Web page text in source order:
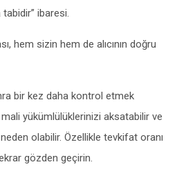
ibaresi.
hem sizin hem de alıcının doğru
bir kez daha kontrol etmek
yükümlülüklerinizi aksatabilir ve
olabilir. Özellikle tevkifat oranı
gözden geçirin.